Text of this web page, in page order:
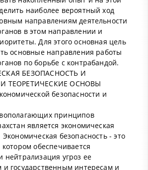
наиболее вероятный ход
направлениям деятельности
в этом направлении и
Для этого основная цель
основные направления работы
по борьбе с контрабандой.
БЕЗОПАСНОСТЬ И
ТЕОРЕТИЧЕСКИЕ ОСНОВЫ
безопасности и
принципов
является экономическая
Экономическая безопасность - это
обеспечивается
нейтрализация угроз ее
и государственным интересам и